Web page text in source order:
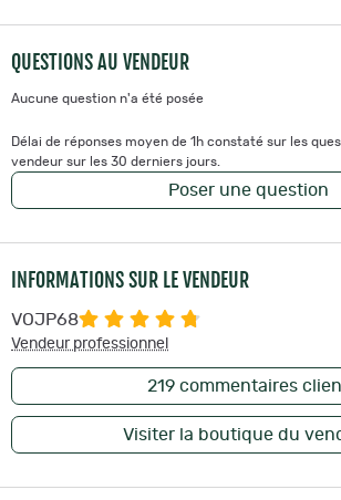
QUESTIONS AU VENDEUR
Aucune question n'a été posée
Délai de réponses moyen de 1h constaté sur les
vendeur sur les 30 derniers jours.
Poser une question
INFORMATIONS SUR LE VENDEUR
VOJP68
Vendeur professionnel
219 commentaires
Visiter la boutique du